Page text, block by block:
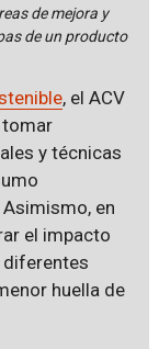
de mejora y
de un producto
, el ACV
tomar
y técnicas
en
el impacto
diferentes
huella de